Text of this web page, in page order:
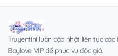
Truyentini luôn cập nhật liên tục
Boylove VIP để phục vụ độc giả.